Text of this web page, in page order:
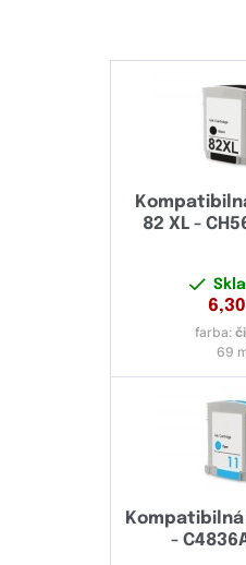
82 XL -
6,30
farba:
69
Kompatibilná
-